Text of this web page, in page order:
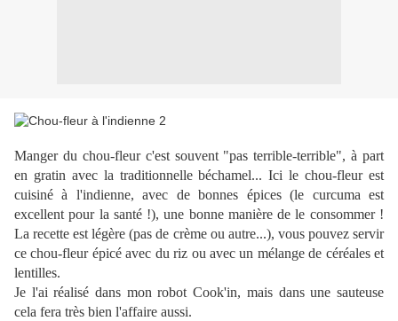
Manger du chou-fleur c'est souvent "pas terrible-terrible", à part
en gratin avec la traditionnelle béchamel... Ici le chou-fleur est
cuisiné à l'indienne, avec de bonnes épices (le curcuma est
excellent pour la santé !), une bonne manière de le consommer !
La recette est légère (pas de crème ou autre...), vous pouvez servir
ce chou-fleur épicé avec du riz ou avec un mélange de céréales et
lentilles.
Je l'ai réalisé dans mon robot Cook'in, mais dans une sauteuse
cela fera très bien l'affaire aussi.